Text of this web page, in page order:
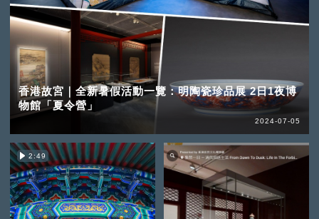
香港故宮｜全新暑假活動一覽：明陶瓷珍品展 2日1夜博
物館「夏令營」
2024-07-05
2:49